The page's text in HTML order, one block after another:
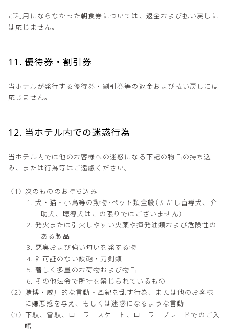
ご利用にならなかった朝食券については、返金および払い戻しに
は応じません。
11. 優待券・割引券
当ホテルが発行する優待券・割引券等の返金および払い戻しには
応じません。
12. 当ホテル内での迷惑行為
当ホテル内では他のお客様への迷惑になる下記の物品の持ち込
み、または行為等はご遠慮ください。
次のもののお持ち込み
犬・猫・小鳥等の動物･ペット類全般（ただし盲導犬、介
助犬、聴導犬はこの限りではございません）
発火または引火しやすい火薬や揮発油類および危険性の
ある製品
悪臭および強い匂いを発する物
許可証のない鉄砲・刀剣類
著しく多量のお荷物および物品
その他法令で所持を禁じられているもの
賭博・威圧的な言動・風紀を乱す行為、または他のお客様
に嫌悪感を与え、もしくは迷惑になるような言動
下駄、雪駄、ローラースケート、ローラーブレードでのご入
館